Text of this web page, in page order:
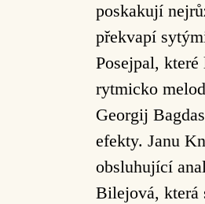
poskakují
překvapí
Posejpal,
rytmicko
Georgij
efekty. Janu
obsluhující
Bilejová, která